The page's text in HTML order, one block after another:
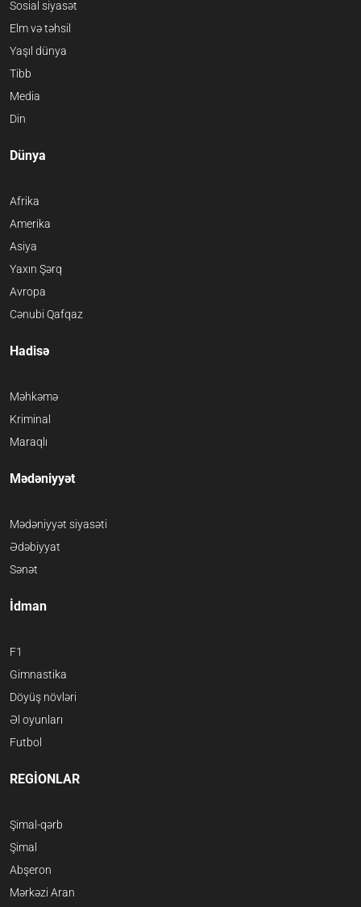
Sosial siyasət
Elm və təhsil
Yaşıl dünya
Tibb
Media
Din
Dünya
Afrika
Amerika
Asiya
Yaxın Şərq
Avropa
Cənubi Qafqaz
Hadisə
Məhkəmə
Kriminal
Maraqlı
Mədəniyyət
Mədəniyyət siyasəti
Ədəbiyyat
Sənət
İdman
F1
Gimnastika
Döyüş növləri
Əl oyunları
Futbol
REGİONLAR
Şimal-qərb
Şimal
Abşeron
Mərkəzi Aran